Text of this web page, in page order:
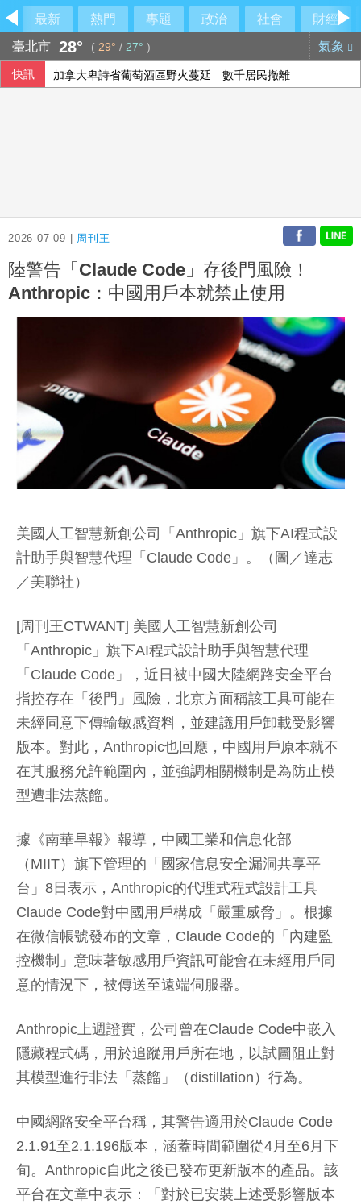
最新 熱門 專題 政治 社會
財經
臺北市 28° ( 29° / 27° ) 氣象
快訊 加拿大卑詩省葡萄酒區野火蔓延 數千居民撤離
2026-07-09 | 周刊王
陸警告「Claude Code」存後門風險！
Anthropic：中國用戶本就禁止使用
美國人工智慧新創公司「Anthropic」旗下AI程式設
計助手與智慧代理「Claude Code」。（圖／達志
／美聯社）
[周刊王CTWANT] 美國人工智慧新創公司
「Anthropic」旗下AI程式設計助手與智慧代理
「Claude Code」，近日被中國大陸網路安全平台
指控存在「後門」風險，北京方面稱該工具可能在
未經同意下傳輸敏感資料，並建議用戶卸載受影響
版本。對此，Anthropic也回應，中國用戶原本就不
在其服務允許範圍內，並強調相關機制是為防止模
型遭非法蒸餾。
據《南華早報》報導，中國工業和信息化部
（MIIT）旗下管理的「國家信息安全漏洞共享平
台」8日表示，Anthropic的代理式程式設計工具
Claude Code對中國用戶構成「嚴重威脅」。根據
在微信帳號發布的文章，Claude Code的「內建監
控機制」意味著敏感用戶資訊可能會在未經用戶同
意的情況下，被傳送至遠端伺服器。
Anthropic上週證實，公司曾在Claude Code中嵌入
隱藏程式碼，用於追蹤用戶所在地，以試圖阻止對
其模型進行非法「蒸餾」（distillation）行為。
中國網路安全平台稱，其警告適用於Claude Code
2.1.91至2.1.196版本，涵蓋時間範圍從4月至6月下
旬。Anthropic自此之後已發布更新版本的產品。該
平台在文章中表示：「對於已安裝上述受影響版本